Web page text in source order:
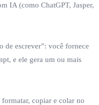
IA (como ChatGPT, Jasper,
de escrever”: você fornece
e ele gera um ou mais
copiar e colar no